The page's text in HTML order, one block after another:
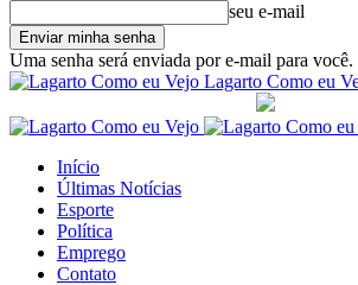
seu e-mail
Uma senha será enviada por e-mail para você.
Lagarto Como eu
Início
Últimas Notícias
Esporte
Política
Emprego
Contato